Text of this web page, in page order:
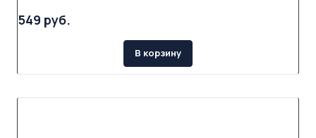
549 руб.
В корзину